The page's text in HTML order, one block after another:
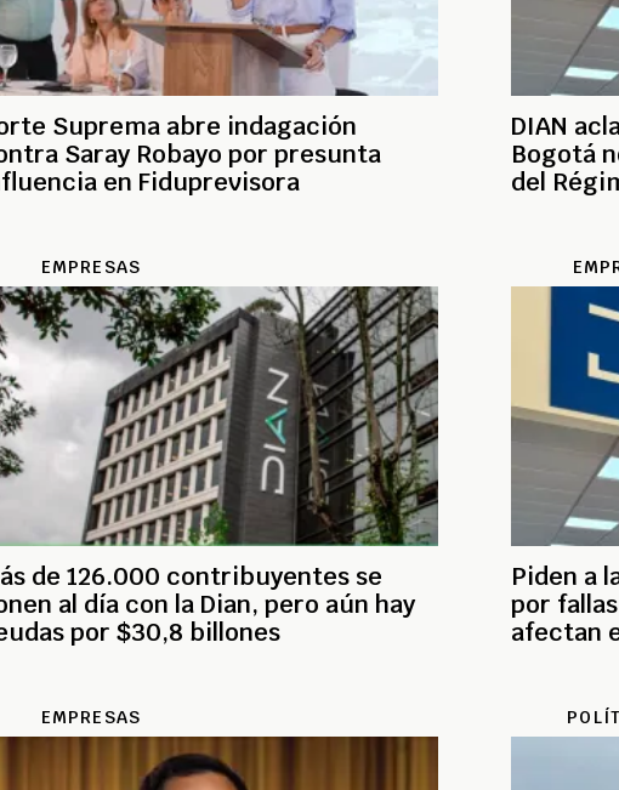
Suprema abre indagación
Saray Robayo por presunta
en Fiduprevisora
DIAN
Bogotá
del
EMPRESAS
de 126.000 contribuyentes se
al día con la Dian, pero aún hay
por $30,8 billones
Piden a
por
afectan
EMPRESAS